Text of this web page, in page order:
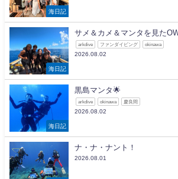
海日記
海日記
サメ＆カメ＆マンタを見た
arkdive ファンダイビング okinawa
2026.08.02
海日記
黒島マンタ🌟
arkdive okinawa 慶良間
2026.08.02
ナ・ナ・ナント！
2026.08.01